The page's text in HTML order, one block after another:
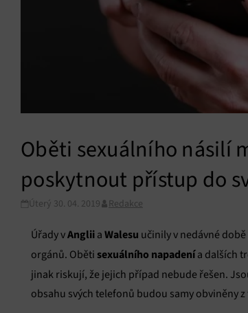
Oběti sexuálního násilí
poskytnout přístup do
Úterý 30. 04. 2019 Redakce
Úřady vAnglii a Walesu učinily v nedávné
orgánů. Oběti sexuálního napadenía dalších
jinak riskují, že jejich případ nebude řešen.
obsahu svých telefonů budou samy obviněny